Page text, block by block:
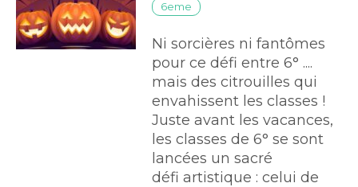
6eme
Ni sorcières ni fantômes
pour ce défi entre 6° ....
mais des citrouilles qui
envahissent les classes !
Juste avant les vacances,
les classes de 6° se sont
lancées un sacré
défi artistique : celui de